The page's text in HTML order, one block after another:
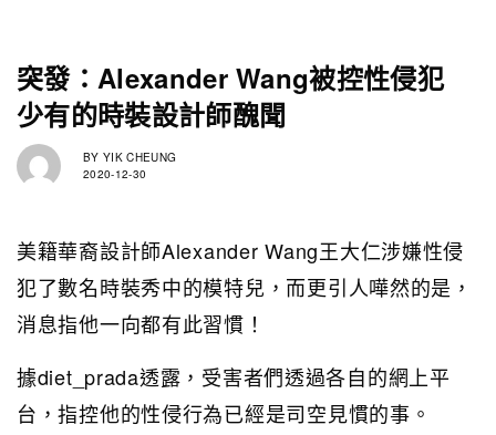
突發：Alexander Wang被控性侵犯
少有的時裝設計師醜聞
BY YIK CHEUNG
2020-12-30
美籍華裔設計師Alexander Wang王大仁涉嫌性侵
犯了數名時裝秀中的模特兒，而更引人嘩然的是，
消息指他一向都有此習慣！
據diet_prada透露，受害者們透過各自的網上平
台，指控他的性侵行為已經是司空見慣的事。